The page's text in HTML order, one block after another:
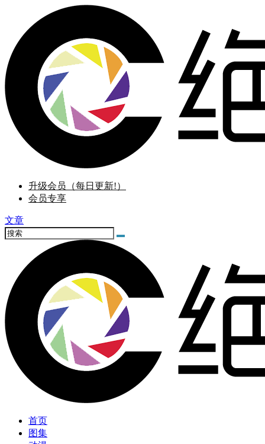
升级会员（每日更新!）
会员专享
文章
首页
图集